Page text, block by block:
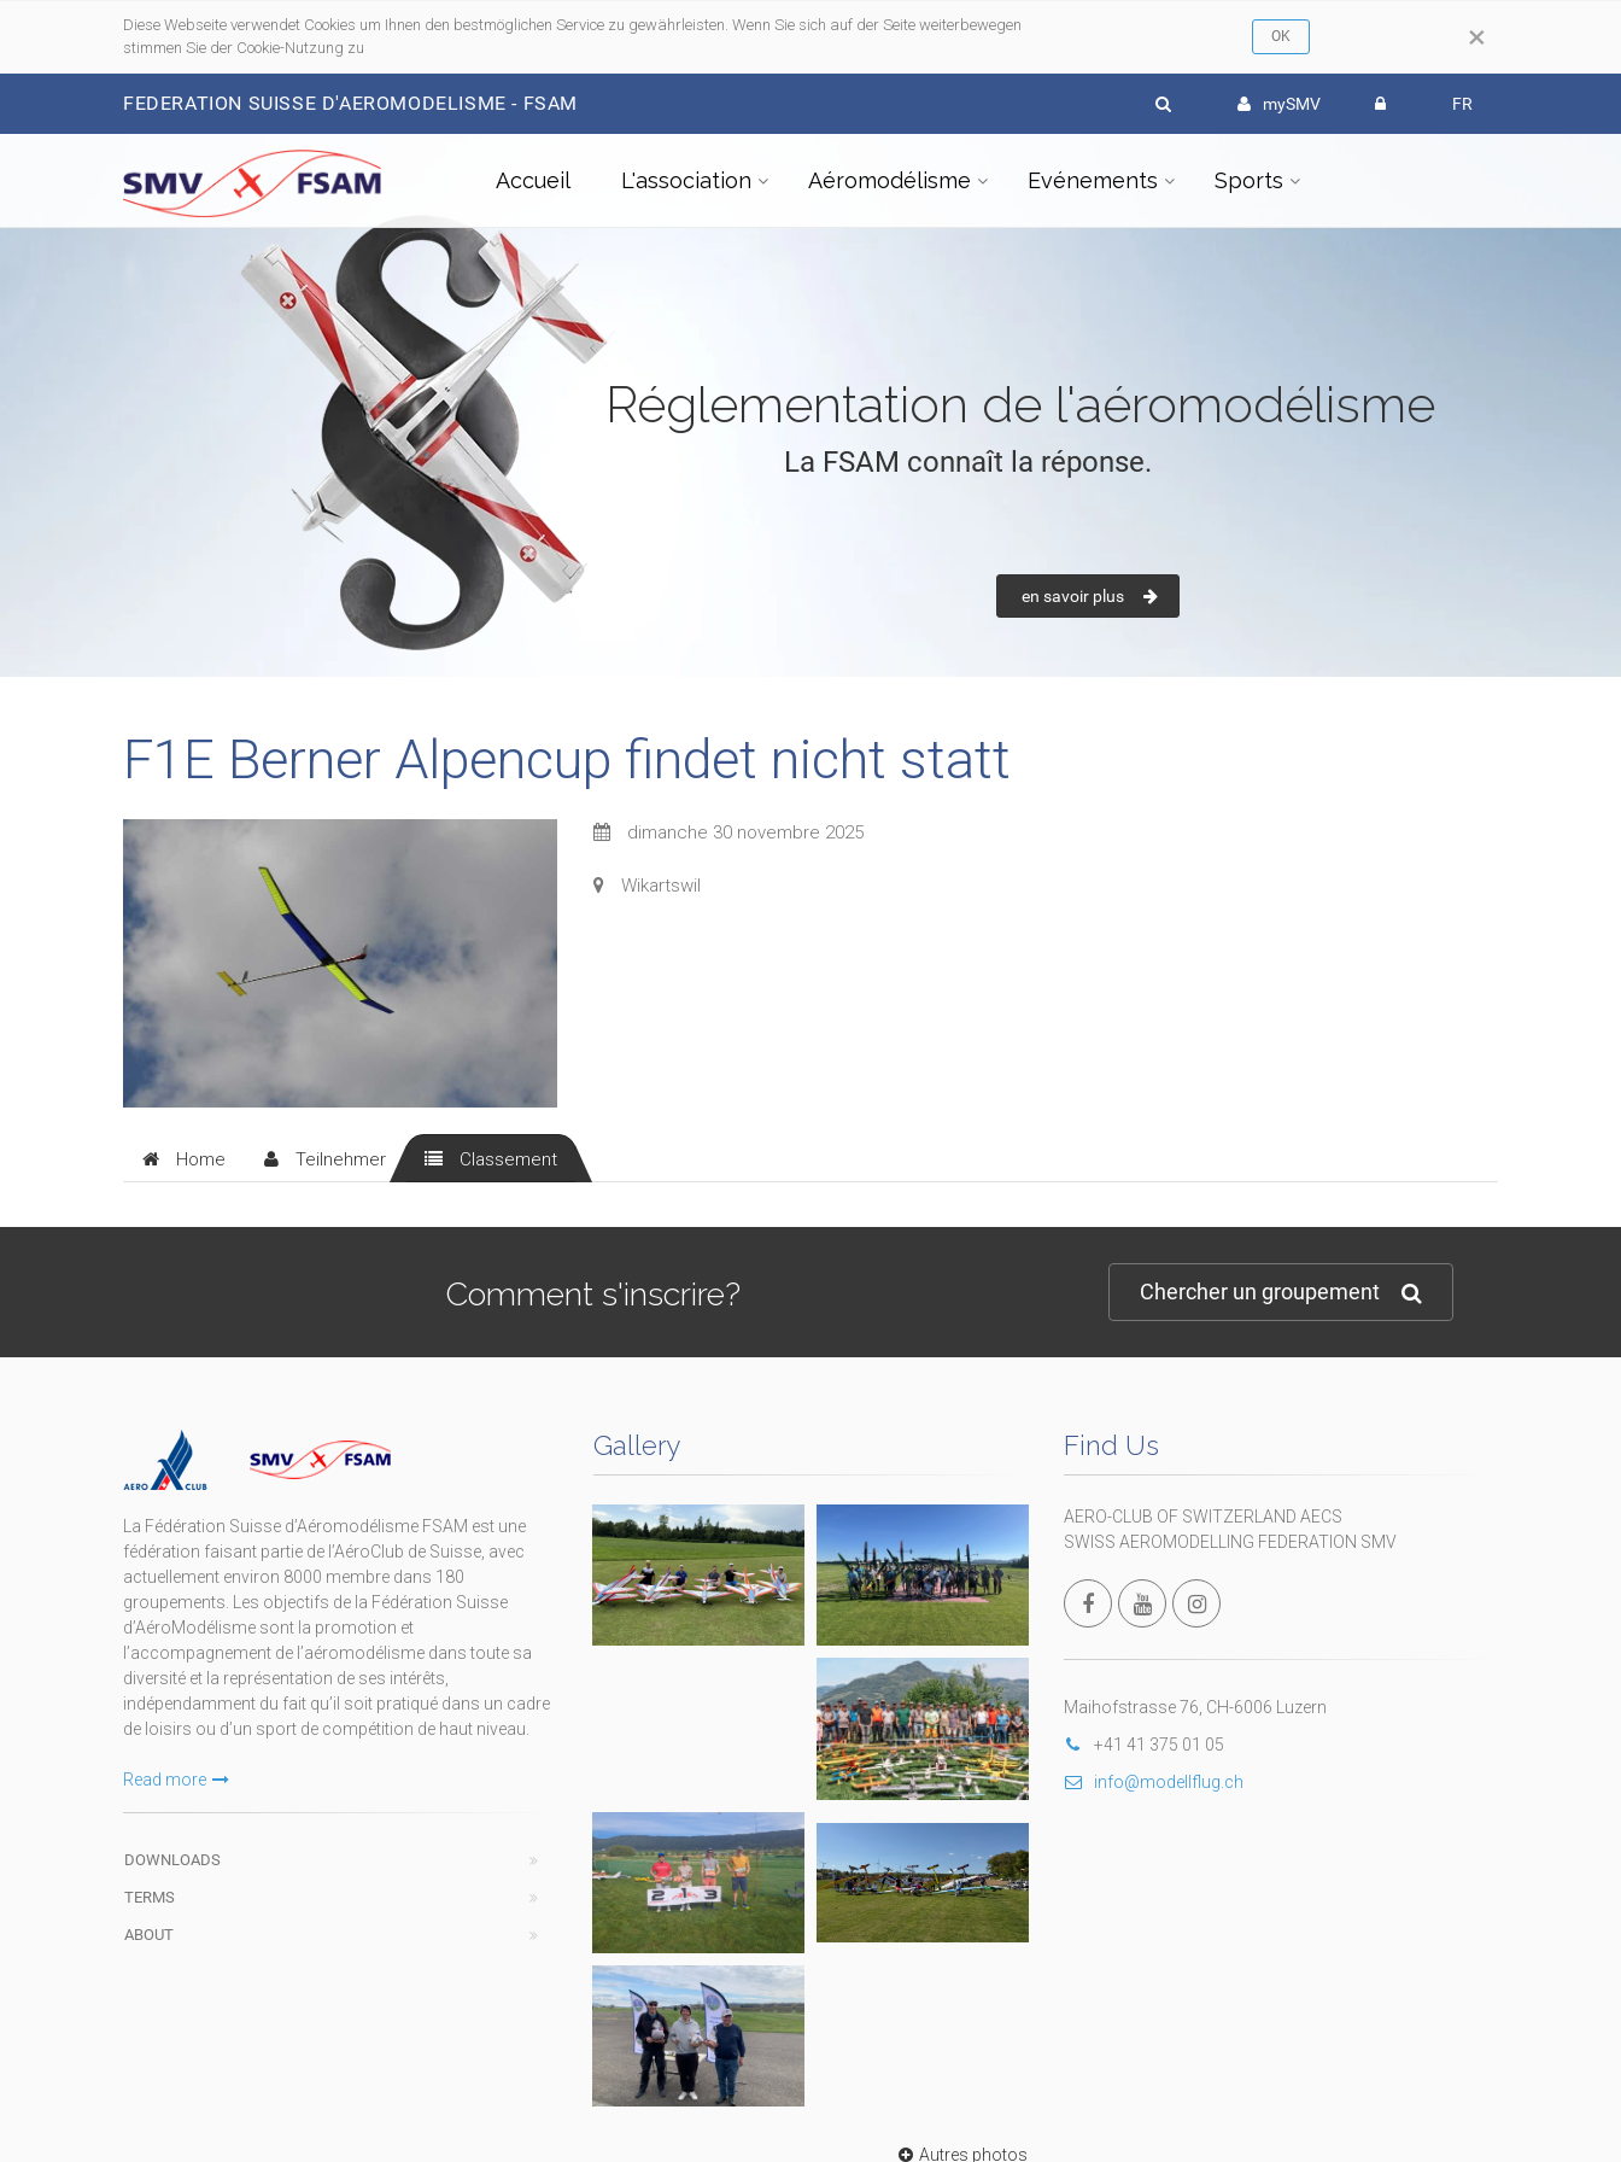
×
Diese Webseite verwendet Cookies um Ihnen den bestmöglichen Service zu gewährleisten. Wenn Sie sich auf der Seite weiterbewegen
stimmen Sie der Cookie-Nutzung zu
FEDERATION SUISSE D'AEROMODELISME - FSAM mySMV FR
Accueil L'association Aéromodélisme Evénements Sports
Réglementation de l'aéromodélisme
La FSAM connaît la réponse.
en savoir plus
F1E Berner Alpencup findet nicht statt
dimanche 30 novembre 2025
Wikartswil
Home Teilnehmer Classement
Comment s'inscrire? Chercher un groupement
La Fédération Suisse d’Aéromodélisme FSAM est une
fédération faisant partie de l’AéroClub de Suisse, avec
actuellement environ 8000 membre dans 180
groupements. Les objectifs de la Fédération Suisse
d’AéroModélisme sont la promotion et
l’accompagnement de l’aéromodélisme dans toute sa
diversité et la représentation de ses intérêts,
indépendamment du fait qu’il soit pratiqué dans un cadre
de loisirs ou d’un sport de compétition de haut niveau.
Read more
DOWNLOADS
TERMS
ABOUT
Gallery
Autres photos
Find Us
AERO-CLUB OF SWITZERLAND AECS
SWISS AEROMODELLING FEDERATION SMV
Maihofstrasse 76, CH-6006 Luzern
+41 41 375 01 05
info@modellflug.ch